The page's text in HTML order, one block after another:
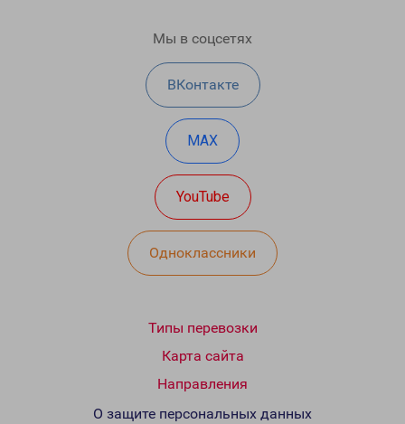
Мы в соцсетях
ВКонтакте
MAX
YouTube
Одноклассники
Типы перевозки
Карта сайта
Направления
О защите персональных данных